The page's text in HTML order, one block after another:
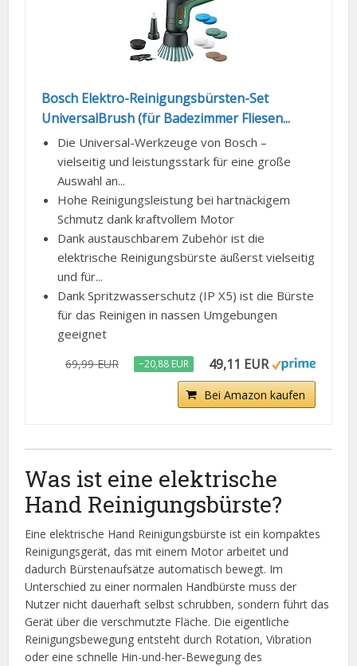
Bosch Elektro-Reinigungsbürsten-Set
UniversalBrush (für Badezimmer Fliesen...
Die Universal-Werkzeuge von Bosch –
vielseitig und leistungsstark für eine große
Auswahl an...
Hohe Reinigungsleistung bei hartnäckigem
Schmutz dank kraftvollem Motor
Dank austauschbarem Zubehör ist die
elektrische Reinigungsbürste äußerst vielseitig
und für...
Dank Spritzwasserschutz (IP X5) ist die Bürste
für das Reinigen in nassen Umgebungen
geeignet
69,99 EUR −20,88 EUR 49,11 EUR
Bei Amazon kaufen
Was ist eine elektrische
Hand Reinigungsbürste?
Eine elektrische Hand Reinigungsbürste ist ein kompaktes
Reinigungsgerät, das mit einem Motor arbeitet und
dadurch Bürstenaufsätze automatisch bewegt. Im
Unterschied zu einer normalen Handbürste muss der
Nutzer nicht dauerhaft selbst schrubben, sondern führt das
Gerät über die verschmutzte Fläche. Die eigentliche
Reinigungsbewegung entsteht durch Rotation, Vibration
oder eine schnelle Hin-und-her-Bewegung des